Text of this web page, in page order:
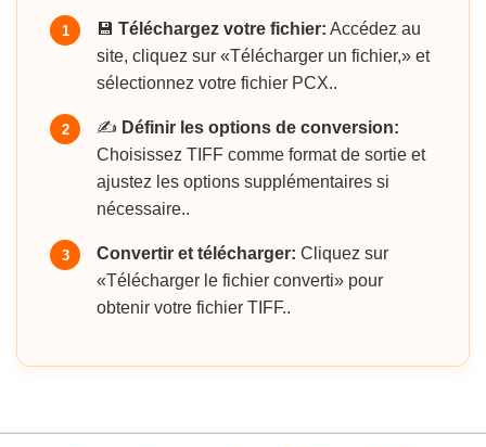
1 💾 Téléchargez votre fichier: Accédez au
site, cliquez sur «Télécharger un fichier,» et
sélectionnez votre fichier PCX..
2 ✍️ Définir les options de conversion:
Choisissez TIFF comme format de sortie et
ajustez les options supplémentaires si
nécessaire..
3 Convertir et télécharger: Cliquez sur
«Télécharger le fichier converti» pour
obtenir votre fichier TIFF..